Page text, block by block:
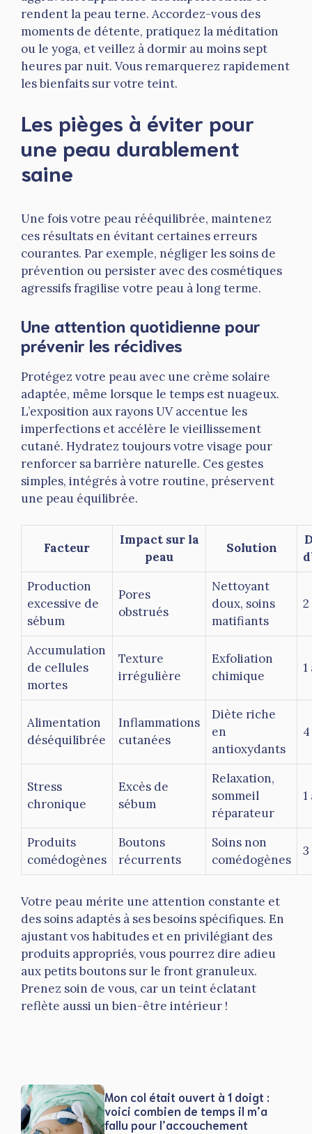
rendent la peau terne. Accordez-vous des
moments de détente, pratiquez la méditation
ou le yoga, et veillez à dormir au moins sept
heures par nuit. Vous remarquerez rapidement
les bienfaits sur votre teint.
Les pièges à éviter pour
une peau durablement
saine
Une fois votre peau rééquilibrée, maintenez
ces résultats en évitant certaines erreurs
courantes. Par exemple, négliger les soins de
prévention ou persister avec des cosmétiques
agressifs fragilise votre peau à long terme.
Une attention quotidienne pour
prévenir les récidives
Protégez votre peau avec une crème solaire
adaptée, même lorsque le temps est nuageux.
L’exposition aux rayons UV accentue les
imperfections et accélère le vieillissement
cutané. Hydratez toujours votre visage pour
renforcer sa barrière naturelle. Ces gestes
simples, intégrés à votre routine, préservent
une peau équilibrée.
Facteur
Impact sur la
peau
Solution
Production
excessive de
sébum
Pores
obstrués
Nettoyant
doux, soins
matifiants
Accumulation
de cellules
mortes
Texture
irrégulière
Exfoliation
chimique
1
Alimentation
déséquilibrée
Inflammations
cutanées
Diète riche
en
antioxydants
Stress
chronique
Excès de
sébum
Relaxation,
sommeil
réparateur
1
Produits
comédogènes
Boutons
récurrents
Soins non
comédogènes
Votre peau mérite une attention constante et
des soins adaptés à ses besoins spécifiques. En
ajustant vos habitudes et en privilégiant des
produits appropriés, vous pourrez dire adieu
aux petits boutons sur le front granuleux.
Prenez soin de vous, car un teint éclatant
reflète aussi un bien-être intérieur !
Mon col était ouvert à 1 doigt :
voici combien de temps il m’a
fallu pour l’accouchement